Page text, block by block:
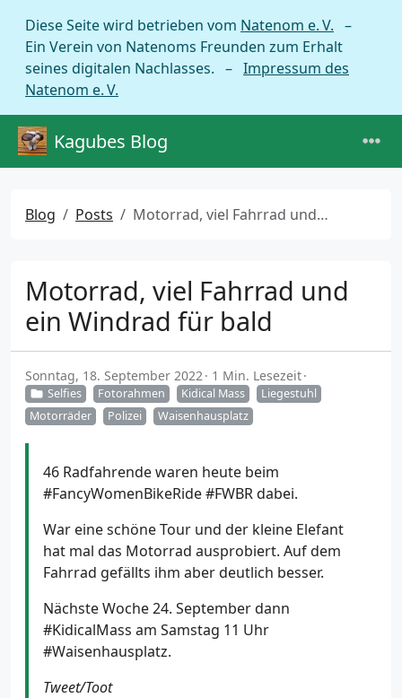
Diese Seite wird betrieben vom Natenom e. V. –
Ein Verein von Natenoms Freunden zum Erhalt
seines digitalen Nachlasses. – Impressum des
Natenom e. V.
Kagubes Blog
Blog Posts Motorrad, viel Fahrrad und ein Windrad für bald
Motorrad, viel Fahrrad und
ein Windrad für bald
Sonntag, 18. September 2022 1 Min. Lesezeit
Selfies Fotorahmen Kidical Mass
Liegestuhl
Motorräder
Polizei Waisenhausplatz
46 Radfahrende waren heute beim
#FancyWomenBikeRide #FWBR dabei.
War eine schöne Tour und der kleine Elefant
hat mal das Motorrad ausprobiert. Auf dem
Fahrrad gefällts ihm aber deutlich besser.
Nächste Woche 24. September dann
#KidicalMass am Samstag 11 Uhr
#Waisenhausplatz.
Tweet/Toot